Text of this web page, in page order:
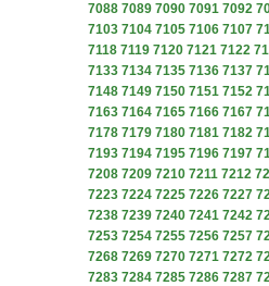
7088 7089 7090 7091 7092
7103 7104 7105 7106 7107
7118 7119 7120 7121 7122
7133 7134 7135 7136 7137
7148 7149 7150 7151 7152
7163 7164 7165 7166 7167
7178 7179 7180 7181 7182
7193 7194 7195 7196 7197
7208 7209 7210 7211 7212
7223 7224 7225 7226 7227
7238 7239 7240 7241 7242
7253 7254 7255 7256 7257
7268 7269 7270 7271 7272
7283 7284 7285 7286 7287